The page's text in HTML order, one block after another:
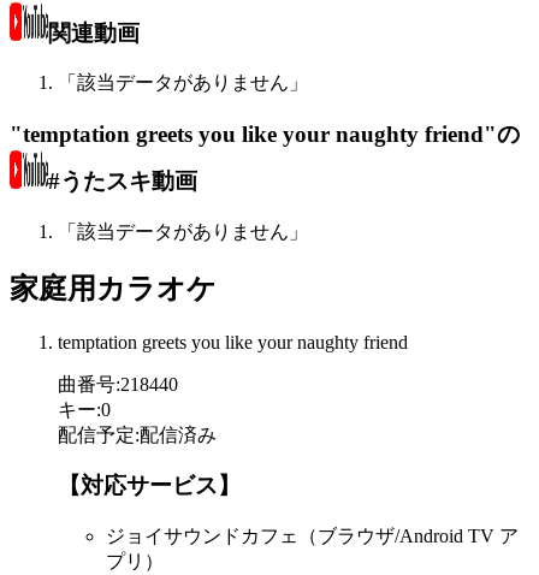
関連動画
「該当データがありません」
"temptation greets you like your naughty friend"の
#うたスキ動画
「該当データがありません」
家庭用カラオケ
temptation greets you like your naughty friend
曲番号:218440
キー:0
配信予定:配信済み
【対応サービス】
ジョイサウンドカフェ（ブラウザ/Android TV ア
プリ）